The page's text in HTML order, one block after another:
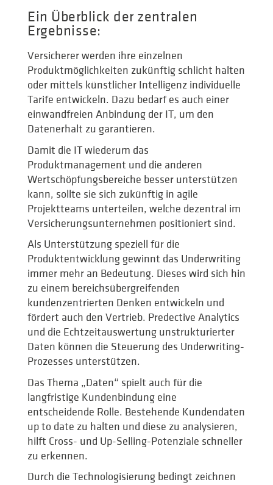
Ein Überblick der zentralen
Ergebnisse:
Versicherer werden ihre einzelnen
Produktmöglichkeiten zukünftig schlicht halten
oder mittels künstlicher Intelligenz individuelle
Tarife entwickeln. Dazu bedarf es auch einer
einwandfreien Anbindung der IT, um den
Datenerhalt zu garantieren.
Damit die IT wiederum das
Produktmanagement und die anderen
Wertschöpfungsbereiche besser unterstützen
kann, sollte sie sich zukünftig in agile
Projektteams unterteilen, welche dezentral im
Versicherungsunternehmen positioniert sind.
Als Unterstützung speziell für die
Produktentwicklung gewinnt das Underwriting
immer mehr an Bedeutung. Dieses wird sich hin
zu einem bereichsübergreifenden
kundenzentrierten Denken entwickeln und
fördert auch den Vertrieb. Predective Analytics
und die Echtzeitauswertung unstrukturierter
Daten können die Steuerung des Underwriting-
Prozesses unterstützen.
Das Thema „Daten“ spielt auch für die
langfristige Kundenbindung eine
entscheidende Rolle. Bestehende Kundendaten
up to date zu halten und diese zu analysieren,
hilft Cross- und Up-Selling-Potenziale schneller
zu erkennen.
Durch die Technologisierung bedingt zeichnen